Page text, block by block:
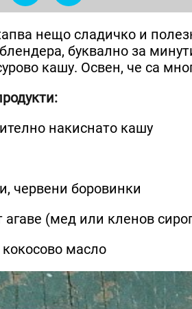
нещо сладичко и
буквално за
кашу. Освен, че са
накиснато кашу
червени боровинки
агаве (мед или кленов
масло